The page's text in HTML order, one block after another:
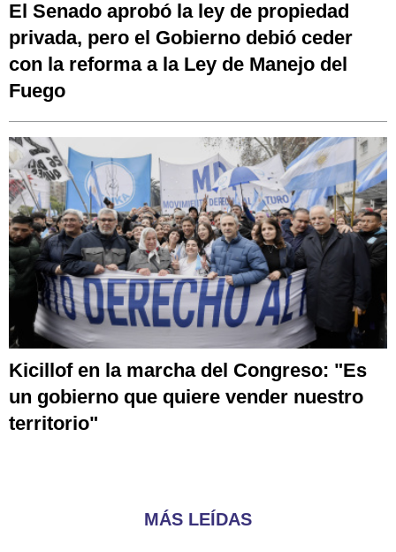
El Senado aprobó la ley de propiedad
privada, pero el Gobierno debió ceder
con la reforma a la Ley de Manejo del
Fuego
Kicillof en la marcha del Congreso: "Es
un gobierno que quiere vender nuestro
territorio"
MÁS LEÍDAS